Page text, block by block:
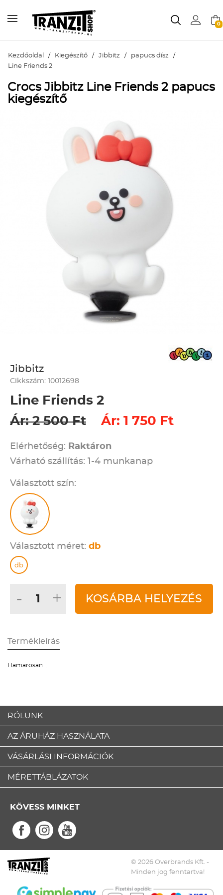
0
Kezdőoldal / Kiegészítő / Jibbitz / papucs dísz /
Line Friends 2
Crocs Jibbitz Line Friends 2 papucs
kiegészítő
Jibbitz
Cikkszám: 10012698
Line Friends 2
Ár: 2 500 Ft
Ár: 1 750 Ft
Elérhetőség: Raktáron
Várható szállítás: 1-4 munkanap
Választott szín:
Választott méret: db
db
- + KOSÁRBA HELYEZÉS
Termékleírás
Hamarosan ...
RÓLUNK
AZ ÁRUHÁZ HASZNÁLATA
VÁSÁRLÁSI INFORMÁCIÓK
MÉRETTÁBLÁZATOK
KÖVESS MINKET
© 2026 Overbrands Kft. -
Minden jog fenntartva!